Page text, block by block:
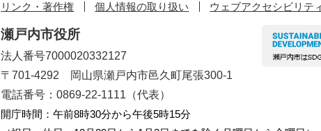
リンク・著作権 個人情報の取り扱い ウェブアクセシビリテ
瀬戸内市役所
法人番号7000020332127
〒701-4292 岡山県瀬戸内市邑久町尾張300-1
電話番号：0869-22-1111（代表）
開庁時間：午前8時30分から午後5時15分